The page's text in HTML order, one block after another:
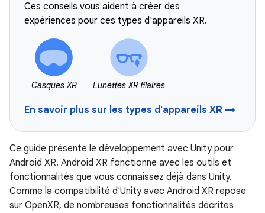
Ces conseils vous aident à créer des
expériences pour ces types d'appareils XR.
Casques XR Lunettes XR filaires
En savoir plus sur les types d'appareils XR →
Ce guide présente le développement avec Unity pour
Android XR. Android XR fonctionne avec les outils et
fonctionnalités que vous connaissez déjà dans Unity.
Comme la compatibilité d'Unity avec Android XR repose
sur OpenXR, de nombreuses fonctionnalités décrites